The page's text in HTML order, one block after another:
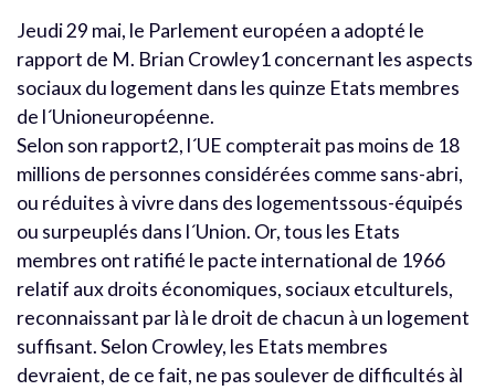
Jeudi 29 mai, le Parlement européen a adopté le
rapport de M. Brian Crowley1 concernant les aspects
sociaux du logement dans les quinze Etats membres
de l´Unioneuropéenne.
Selon son rapport2, l´UE compterait pas moins de 18
millions de personnes considérées comme sans-abri,
ou réduites à vivre dans des logementssous-équipés
ou surpeuplés dans l´Union. Or, tous les Etats
membres ont ratifié le pacte international de 1966
relatif aux droits économiques, sociaux etculturels,
reconnaissant par là le droit de chacun à un logement
suffisant. Selon Crowley, les Etats membres
devraient, de ce fait, ne pas soulever de difficultés àl